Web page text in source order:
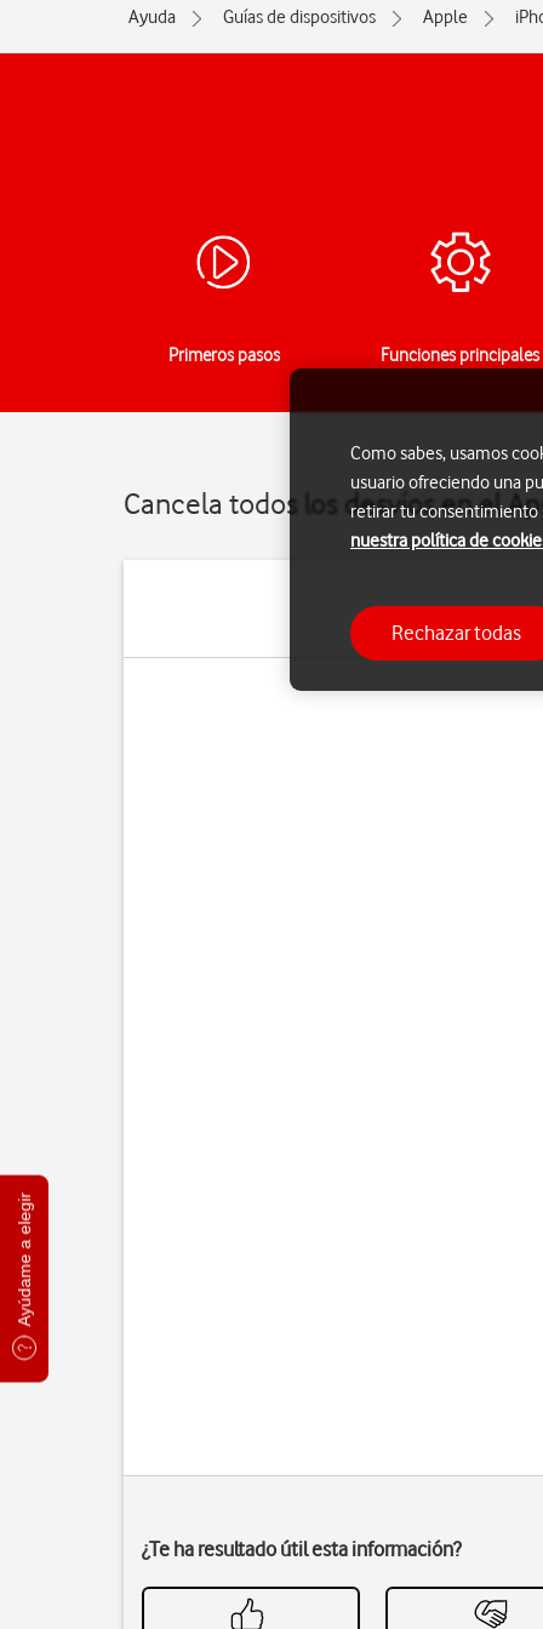
Ayúdame a elegir
Ayuda Guías de dispositivos Apple
Primeros pasos Funciones principales
Cancela todos los desvíos en el
Si ya no
¿Te ha resultado útil esta información?
Como sabes, usamos
usuario ofreciendo una
retirar tu consentimiento
nuestra política de
Rechazar todas